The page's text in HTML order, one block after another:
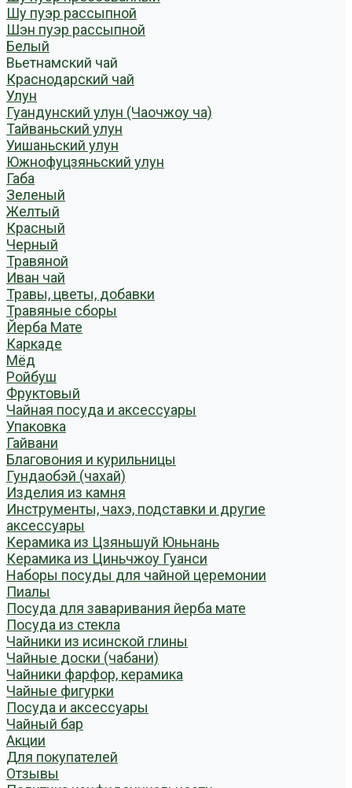
Шу пуэр рассыпной
Шэн пуэр рассыпной
Белый
Вьетнамский чай
Краснодарский чай
Улун
Гуандунский улун (Чаочжоу ча)
Тайваньский улун
Уишаньский улун
Южнофуцзяньский улун
Габа
Зеленый
Желтый
Красный
Черный
Травяной
Иван чай
Травы, цветы, добавки
Травяные сборы
Йерба Мате
Каркаде
Мёд
Ройбуш
Фруктовый
Чайная посуда и аксессуары
Упаковка
Гайвани
Благовония и курильницы
Гундаобэй (чахай)
Изделия из камня
Инструменты, чахэ, подставки и другие
аксессуары
Керамика из Цзяньшуй Юньнань
Керамика из Циньчжоу Гуанси
Наборы посуды для чайной церемонии
Пиалы
Посуда для заваривания йерба мате
Посуда из стекла
Чайники из исинской глины
Чайные доски (чабани)
Чайники фарфор, керамика
Чайные фигурки
Посуда и аксессуары
Чайный бар
Акции
Для покупателей
Отзывы